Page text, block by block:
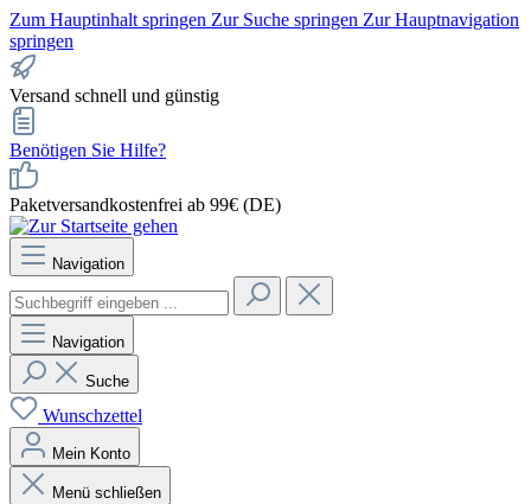
Zum Hauptinhalt springen Zur Suche springen Zur Hauptnavigation
springen
Versand schnell und günstig
Benötigen Sie Hilfe?
Paketversandkostenfrei ab 99€ (DE)
Navigation
Navigation
Suche
Wunschzettel
Mein Konto
Menü schließen